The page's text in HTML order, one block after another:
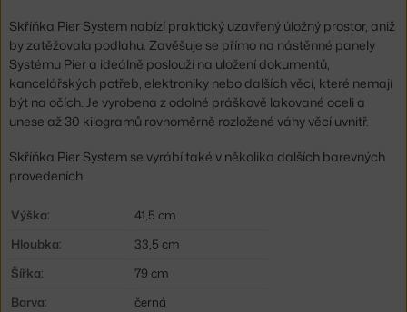
Skříňka Pier System nabízí praktický uzavřený úložný prostor, aniž
by zatěžovala podlahu. Zavěšuje se přímo na nástěnné panely
Systému Pier a ideálně poslouží na uložení dokumentů,
kancelářských potřeb, elektroniky nebo dalších věcí, které nemají
být na očích. Je vyrobena z odolné práškově lakované oceli a
unese až 30 kilogramů rovnoměrně rozložené váhy věcí uvnitř.
Skříňka Pier System se vyrábí také v několika dalších barevných
provedeních.
Výška:
41,5 cm
Hloubka:
33,5 cm
Šířka:
79 cm
Barva:
černá